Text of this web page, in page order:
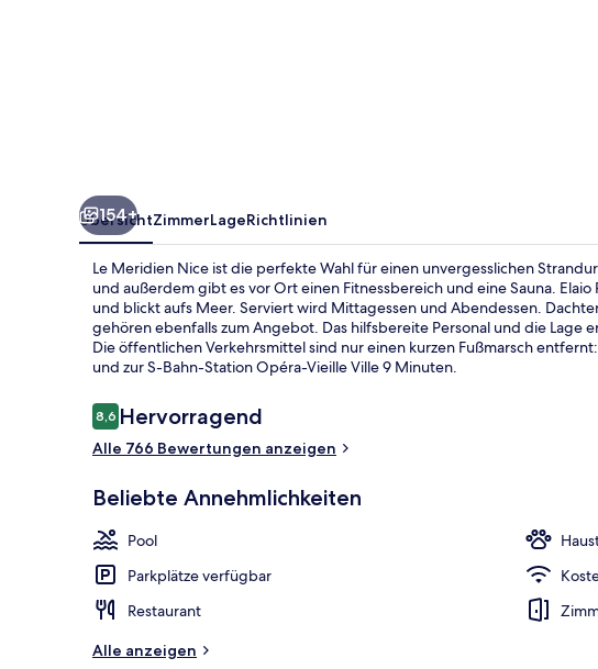
154+
ÜbersichtZimmerLageRichtlinien
Le Meridien Nice ist die perfekte Wahl für einen unvergesslichen
und außerdem gibt es vor Ort einen Fitnessbereich und eine Sauna.
und blickt aufs Meer. Serviert wird Mittagessen und Abendessen.
gehören ebenfalls zum Angebot. Das hilfsbereite Personal und die Lage
Die öffentlichen Verkehrsmittel sind nur einen kurzen Fußmarsch
und zur S-Bahn-Station Opéra-Vieille Ville 9 Minuten.
Bewertungen
8,68,6 von 10.
Hervorragend
Alle 766 Bewertungen anzeigen
Beliebte Annehmlichkeiten
Pool
Parkplätze verfügbar
Restaurant
Alle anzeigen